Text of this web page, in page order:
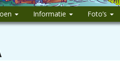
Informatie Foto’s